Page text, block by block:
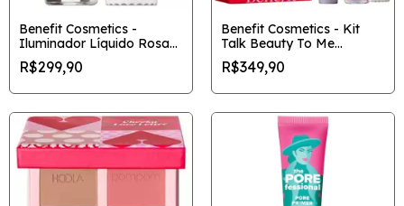
Benefit Cosmetics -
Iluminador Líquido Rosa
Cetim High Beam
R$299,90
Benefit Cosmetics - Kit
Talk Beauty To Me
Benetint & They're Real
Máscara de Cílios
R$349,90